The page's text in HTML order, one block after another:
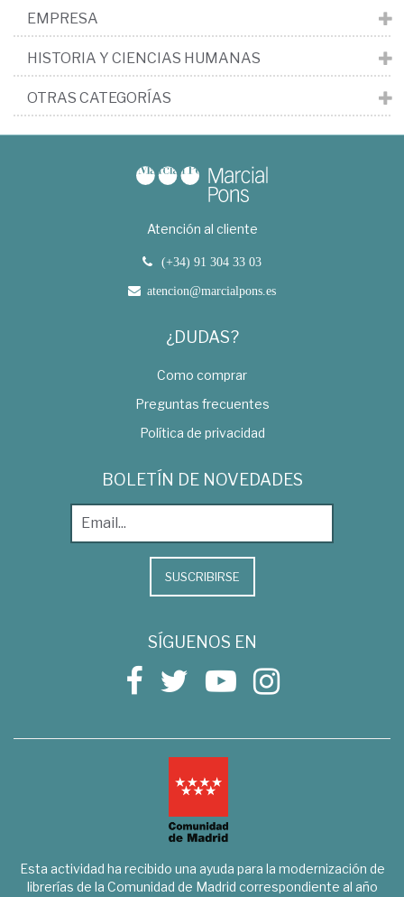
EMPRESA
HISTORIA Y CIENCIAS HUMANAS
OTRAS CATEGORÍAS
Atención al cliente
(+34) 91 304 33 03
atencion@marcialpons.es
¿DUDAS?
Como comprar
Preguntas frecuentes
Política de privacidad
BOLETÍN DE NOVEDADES
SUSCRIBIRSE
SÍGUENOS EN
Esta actividad ha recibido una ayuda para la modernización de
librerías de la Comunidad de Madrid correspondiente al año